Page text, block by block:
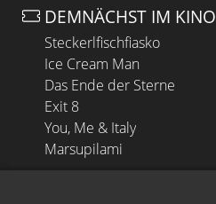
DEMNÄCHST IM KINO
Steckerlfischfiasko
Ice Cream Man
Das Ende der Sterne
Exit 8
You, Me & Italy
Marsupilami